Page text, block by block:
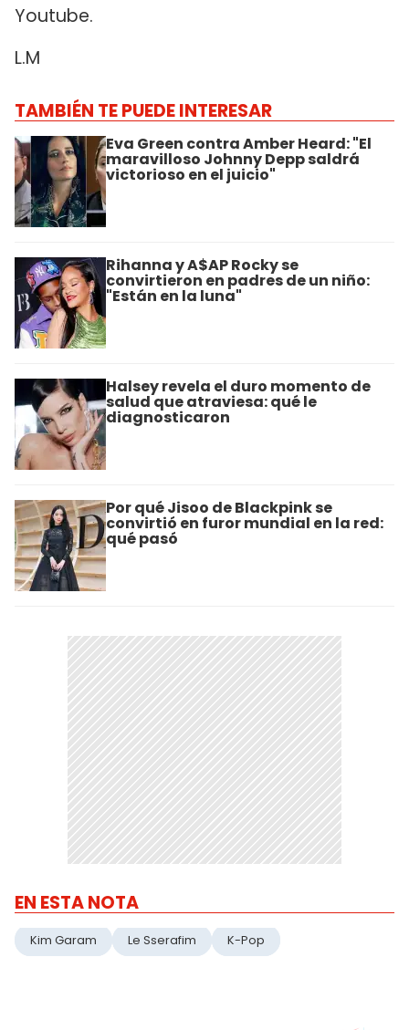
Youtube.
L.M
TAMBIÉN TE PUEDE INTERESAR
Eva Green contra Amber Heard: "El
maravilloso Johnny Depp saldrá
victorioso en el juicio"
Rihanna y A$AP Rocky se
convirtieron en padres de un niño:
"Están en la luna"
Halsey revela el duro momento de
salud que atraviesa: qué le
diagnosticaron
Por qué Jisoo de Blackpink se
convirtió en furor mundial en la red:
qué pasó
EN ESTA NOTA
Kim Garam Le Sserafim K-Pop